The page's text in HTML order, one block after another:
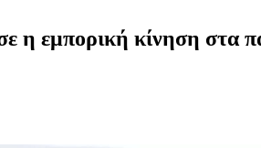
η εμπορική κίνηση στα